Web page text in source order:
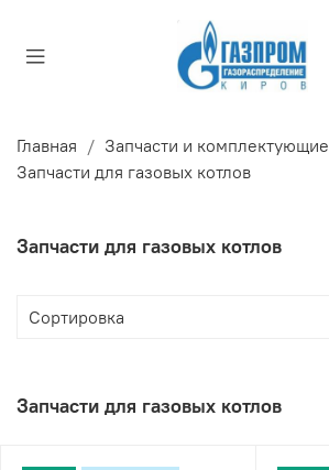
Главная
Запчасти и комплектующие
Запчасти для газовых котлов
Запчасти для газовых котлов
Запчасти для газовых котлов